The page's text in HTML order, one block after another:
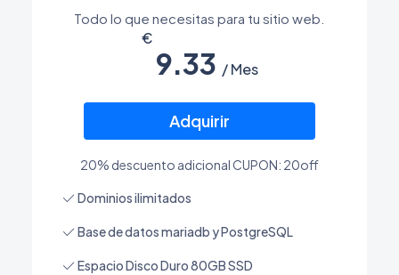
Todo lo que necesitas para tu sitio web.
9.33 / Mes
Adquirir
20% descuento adicional CUPON: 20off
Dominios ilimitados
Base de datos mariadb y PostgreSQL
Espacio Disco Duro 80GB SSD